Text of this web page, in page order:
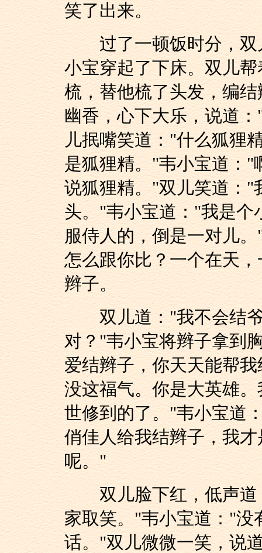
笑了出来。
过了一顿饭时分，双
小宝穿起了下床。双儿
梳，替他梳了头发，编
幽香，心下大乐，说道
儿抿嘴笑道："什么狐狸
是狐狸精。"韦小宝道："
说狐狸精。"双儿笑道："
头。"韦小宝道："我是个
服侍人的，倒是一对儿
怎么跟你比？一个在天
辫子。
双儿道："我不会结爷
对？"韦小宝将辫子拿到
爱结辫子，你天天能帮
没这福气。你是大英雄
世修到的了。"韦小宝道
俏佳人给我结辫子，我
呢。"
双儿脸下红，低声道
家取笑。"韦小宝道："没
话。"双儿微微一笑，说